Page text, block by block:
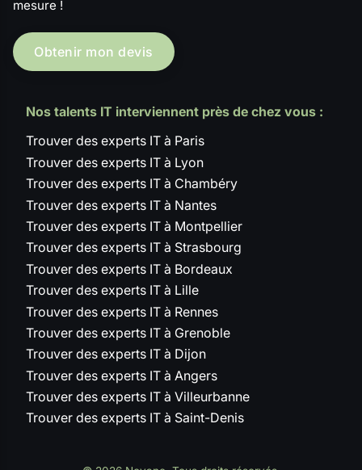
mesure !
Obtenir mon devis
Nos talents IT interviennent près de chez vous :
Trouver des experts IT à Paris
Trouver des experts IT à Lyon
Trouver des experts IT à Chambéry
Trouver des experts IT à Nantes
Trouver des experts IT à Montpellier
Trouver des experts IT à Strasbourg
Trouver des experts IT à Bordeaux
Trouver des experts IT à Lille
Trouver des experts IT à Rennes
Trouver des experts IT à Grenoble
Trouver des experts IT à Dijon
Trouver des experts IT à Angers
Trouver des experts IT à Villeurbanne
Trouver des experts IT à Saint-Denis